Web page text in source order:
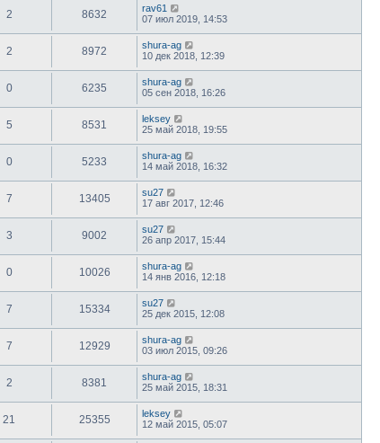
2 8632
rav61
07 июл 2019, 14:53
2 8972
shura-ag
10 дек 2018, 12:39
0 6235
shura-ag
05 сен 2018, 16:26
5 8531
leksey
25 май 2018, 19:55
0 5233
shura-ag
14 май 2018, 16:32
7 13405
su27
17 авг 2017, 12:46
3 9002
su27
26 апр 2017, 15:44
0 10026
shura-ag
14 янв 2016, 12:18
7 15334
su27
25 дек 2015, 12:08
7 12929
shura-ag
03 июл 2015, 09:26
2 8381
shura-ag
25 май 2015, 18:31
21 25355
leksey
12 май 2015, 05:07